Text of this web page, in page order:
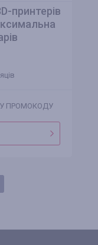
принтерів
ПРОМОКОДУ